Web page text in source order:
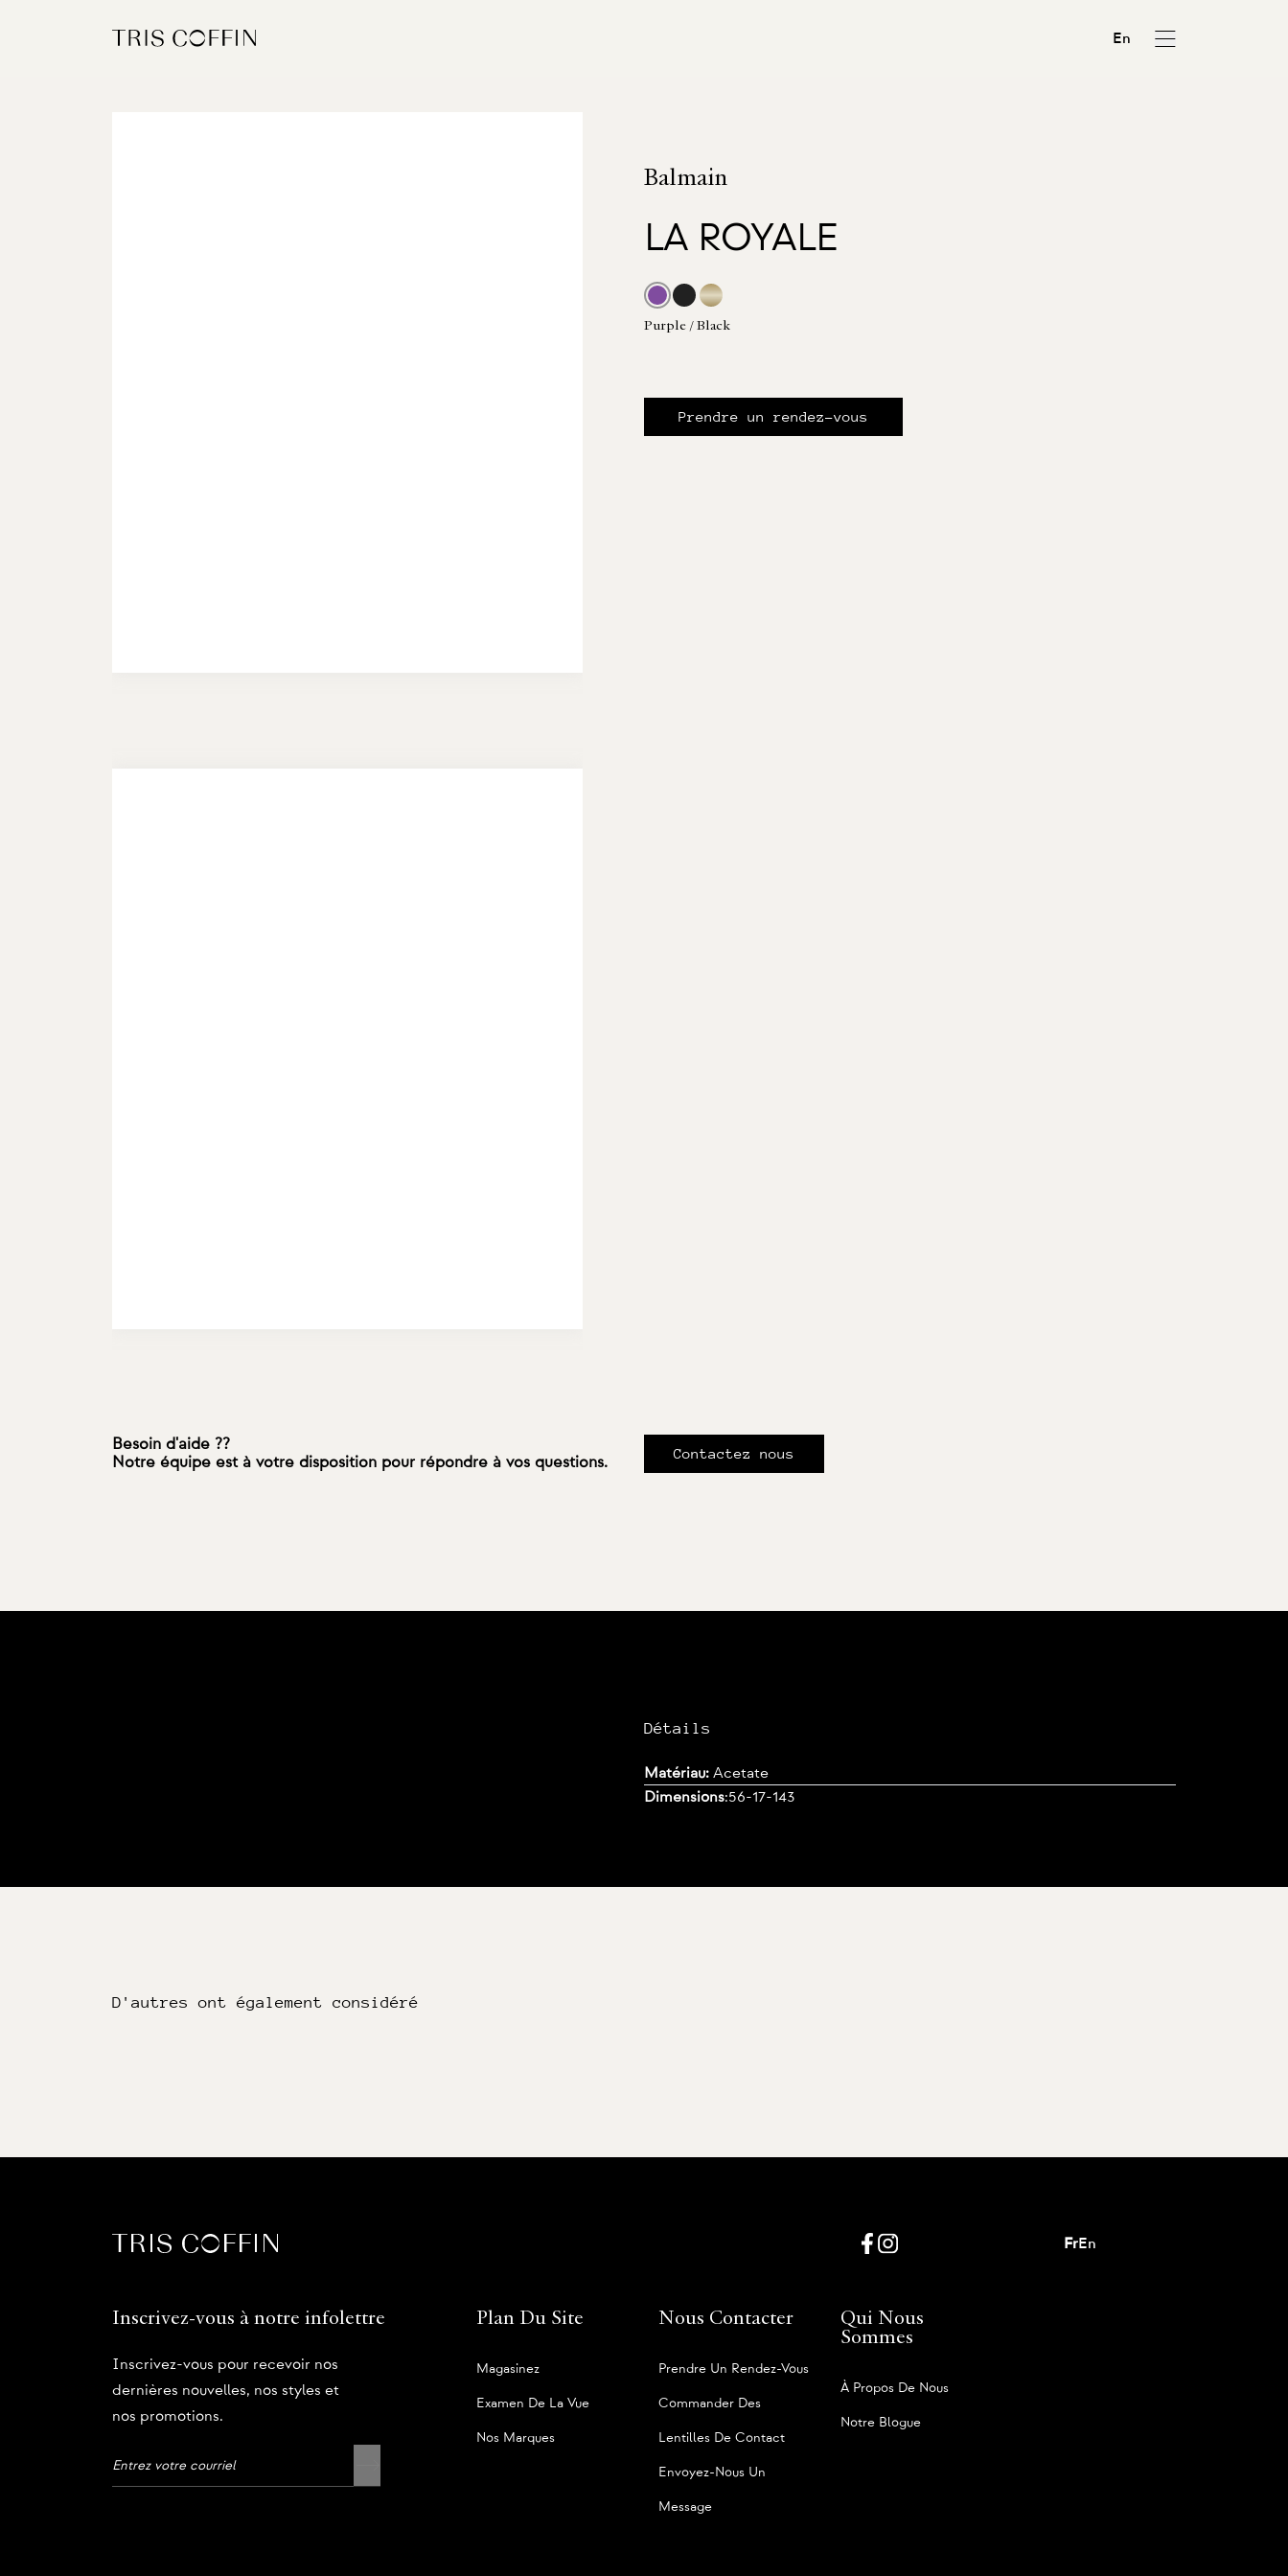
En
Balmain
LA ROYALE
Purple / Black
Prendre un rendez-vous
Besoin d'aide ??
Notre équipe est à votre disposition pour répondre à vos questions.
Contactez nous
Détails
Matériau: Acetate
Dimensions:56-17-143
D'autres ont également considéré
En
Fr
Inscrivez-vous à notre infolettre
Inscrivez-vous pour recevoir nos
dernières nouvelles, nos styles et
nos promotions.
Plan Du Site
Magasinez
Examen De La Vue
Nos Marques
Nous Contacter
Prendre Un Rendez-Vous
Commander Des
Lentilles De Contact
Envoyez-Nous Un
Message
Qui Nous
Sommes
À Propos De Nous
Notre Blogue